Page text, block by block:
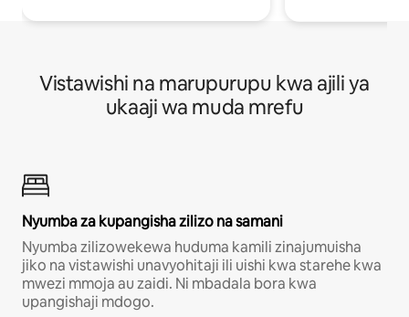
Vistawishi na marupurupu kwa ajili ya
ukaaji wa muda mrefu
Nyumba za kupangisha zilizo na samani
Nyumba zilizowekewa huduma kamili zinajumuisha
jiko na vistawishi unavyohitaji ili uishi kwa starehe kwa
mwezi mmoja au zaidi. Ni mbadala bora kwa
upangishaji mdogo.